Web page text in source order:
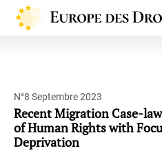
N°8 Septembre 2023
Recent Migration Case-
of Human Rights with
Deprivation